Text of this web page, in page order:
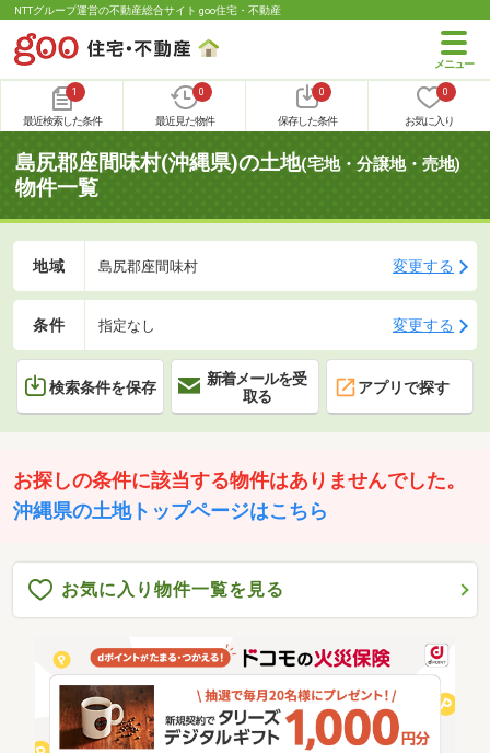
NTTグループ運営の不動産総合サイト goo住宅・不動産
1
最近検索した条件
0
最近見た物件
0
保存した条件
0
お気に入り
島尻郡座間味村(沖縄県)の土地(宅地・分譲地・売地)
物件一覧
地域 島尻郡座間味村 変更する
条件 指定なし 変更する
検索条件を保存
新着メールを受
取る
アプリで探す
お探しの条件に該当する物件はありませんでした。
沖縄県の土地トップページはこちら
お気に入り物件一覧を見る